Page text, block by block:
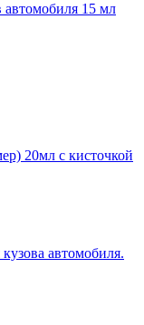
автомобиля 15 мл
20мл с кисточкой
автомобиля.